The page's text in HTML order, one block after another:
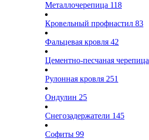
Металлочерепица 118
Кровельный профнастил 83
Фальцевая кровля 42
Цементно-песчаная черепица
Рулонная кровля 251
Ондулин 25
Снегозадержатели 145
Софиты 99